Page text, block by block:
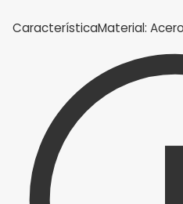
CaracterísticaMaterial: